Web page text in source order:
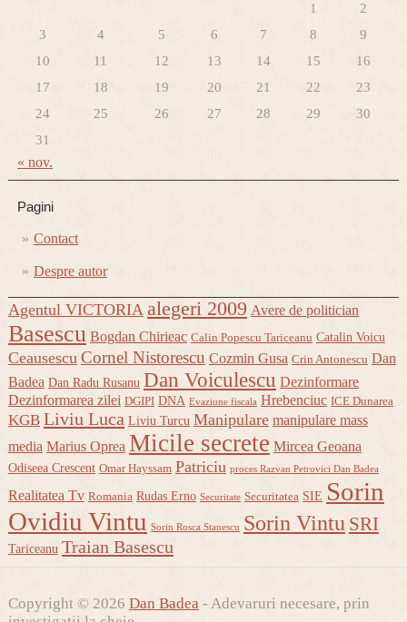
1
2
3
4 5 6 7 8
9
10
11 12 13 14 15
16
17
18 19 20 21 22
23
24
25 26 27 28 29
30
31
« nov.
Pagini
Contact
Despre autor
Agentul VICTORIA alegeri 2009 Avere de politician
Basescu Bogdan Chirieac Calin Popescu Tariceanu Catalin Voicu
Ceausescu Cornel Nistorescu Cozmin Gusa Crin Antonescu Dan
Badea Dan Radu Rusanu Dan Voiculescu Dezinformare
Dezinformarea zilei DGIPI DNA Evaziune fiscala Hrebenciuc ICE Dunarea
KGB Liviu Luca Liviu Turcu Manipulare manipulare mass
media Marius Oprea Micile secrete Mircea Geoana
Odiseea Crescent Omar Hayssam Patriciu proces Razvan Petrovici Dan Badea
Realitatea Tv Romania Rudas Erno Securitate Securitatea SIE Sorin
Ovidiu Vintu Sorin Rosca Stanescu Sorin Vintu SRI
Tariceanu Traian Basescu
Copyright © 2026 Dan Badea - Adevaruri necesare, prin